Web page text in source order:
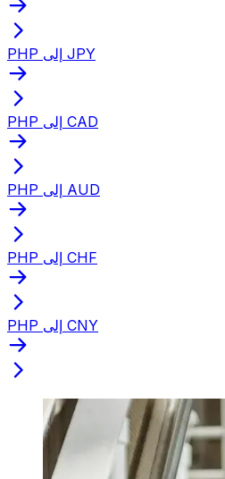
PHP إلى JPY
PHP إلى CAD
PHP إلى AUD
PHP إلى CHF
PHP إلى CNY